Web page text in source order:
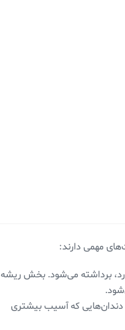
مهمی دارند:
برداشته می‌شود. بخش ریشه
دندان‌هایی که آسیب بیشتری